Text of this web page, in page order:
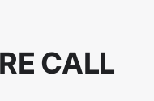
CALL